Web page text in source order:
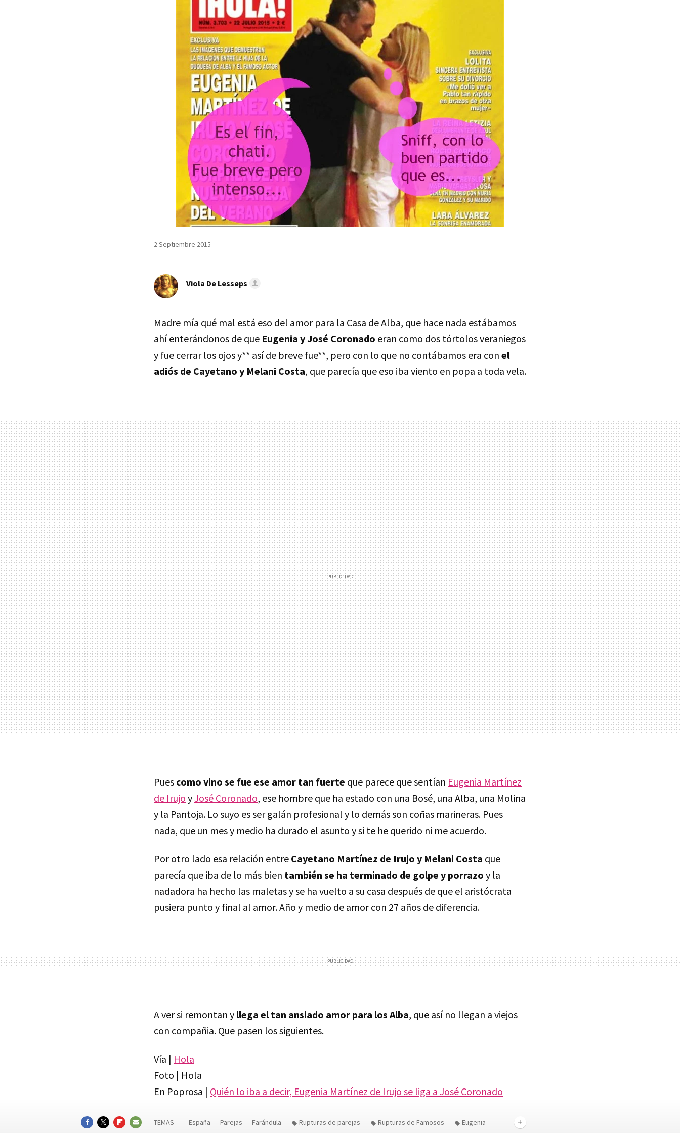
2 Septiembre 2015
Viola De Lesseps
Madre mía qué mal está eso del amor para la Casa de Alba, que hace nada estábamos
ahí enterándonos de que Eugenia y José Coronado eran como dos tórtolos veraniegos
y fue cerrar los ojos y** así de breve fue**, pero con lo que no contábamos era con el
adiós de Cayetano y Melani Costa, que parecía que eso iba viento en popa a toda vela.
Pues como vino se fue ese amor tan fuerte que parece que sentían Eugenia Martínez
de Irujo yJosé Coronado, ese hombre que ha estado con una Bosé, una Alba, una Molina
y la Pantoja. Lo suyo es ser galán profesional y lo demás son coñas marineras. Pues
nada, que un mes y medio ha durado el asunto y si te he querido ni me acuerdo.
Por otro lado esa relación entre Cayetano Martínez de Irujo y Melani Costa que
parecía que iba de lo más bien también se ha terminado de golpe y porrazo y la
nadadora ha hecho las maletas y se ha vuelto a su casa después de que el aristócrata
pusiera punto y final al amor. Año y medio de amor con 27 años de diferencia.
A ver si remontan y llega el tan ansiado amor para los Alba, que así no llegan a viejos
con compañia. Que pasen los siguientes.
Vía | Hola
Foto | Hola
En Poprosa | Quién lo iba a decir, Eugenia Martínez de Irujo se liga a José Coronado
TEMAS España Parejas Farándula Rupturas de parejas Rupturas de Famosos
Eugenia